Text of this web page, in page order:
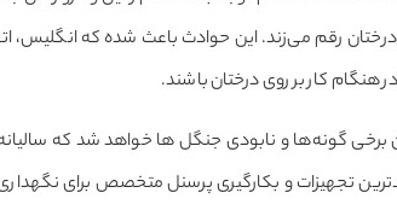
رقم می‌زند. این حوادث باعث شده که انگلیس،
هنگام کار بر روی درختان باشند.
تجهیزات و بکارگیری پرسنل متخصص برای